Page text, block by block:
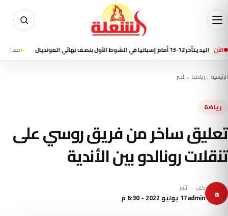
الآن
بنصف نهائي المونديال منذ 12 ساعة مقتل 7 أشخاص في إطلاق نار بمدرسة شمال بانكوك وانتحار
الرئيسية←رياضة←الخبر
رياضة
تعليق ساخر من فريق روسي على
تنقلات رونالدو بين الأندية
a كتب
admin
نُشر
17 يوليو 2022 - 6:30 م